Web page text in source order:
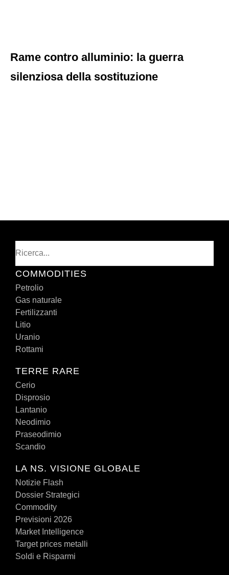
Rame contro alluminio: la guerra
silenziosa della sostituzione
COMMODITIES
Petrolio
Gas naturale
Fertilizzanti
Litio
Uranio
Rottami
TERRE RARE
Cerio
Disprosio
Lantanio
Neodimio
Praseodimio
Scandio
LA NS. VISIONE GLOBALE
Notizie Flash
Dossier Strategici
Commodity
Previsioni 2026
Market Intelligence
Target prices metalli
Soldi e Risparmi